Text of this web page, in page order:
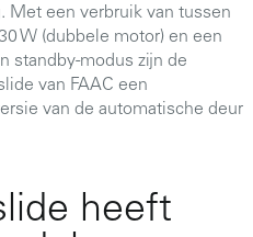
Met een verbruik van tussen
W (dubbele motor) en een
standby-modus zijn de
van FAAC een
van de automatische deur
heeft